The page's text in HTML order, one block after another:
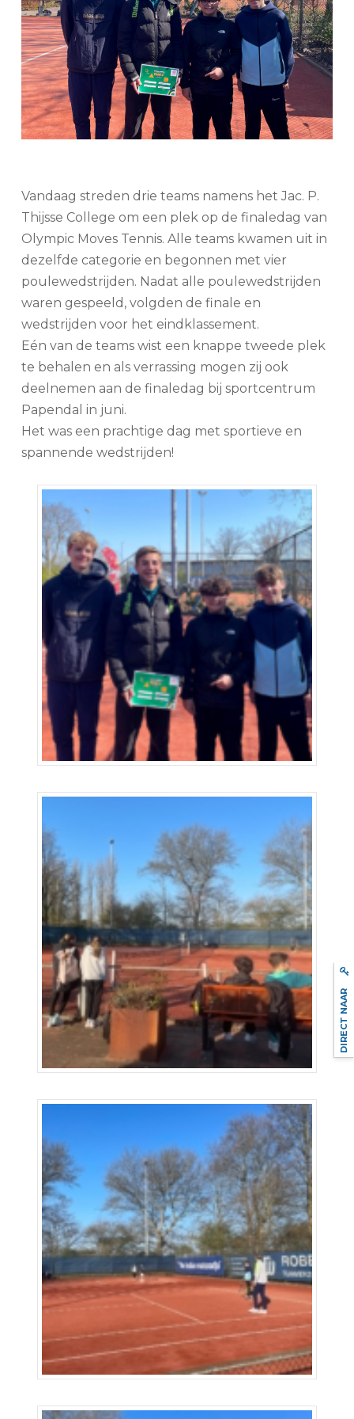
Vandaag streden drie teams namens het Jac. P.
Thijsse College om een plek op de finaledag van
Olympic Moves Tennis. Alle teams kwamen uit in
dezelfde categorie en begonnen met vier
poulewedstrijden. Nadat alle poulewedstrijden
waren gespeeld, volgden de finale en
wedstrijden voor het eindklassement.
Eén van de teams wist een knappe tweede plek
te behalen en als verrassing mogen zij ook
deelnemen aan de finaledag bij sportcentrum
Papendal in juni.
Het was een prachtige dag met sportieve en
spannende wedstrijden!
DIRECT NAAR